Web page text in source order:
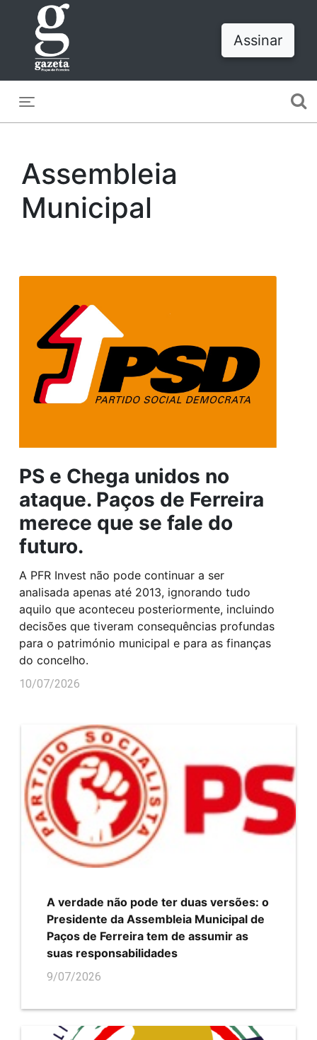
Assinar
Assembleia
Municipal
PS e Chega unidos no
ataque. Paços de Ferreira
merece que se fale do
futuro.
A PFR Invest não pode continuar a ser
analisada apenas até 2013, ignorando tudo
aquilo que aconteceu posteriormente, incluindo
decisões que tiveram consequências profundas
para o património municipal e para as finanças
do concelho.
10/07/2026
A verdade não pode ter duas versões: o
Presidente da Assembleia Municipal de
Paços de Ferreira tem de assumir as
suas responsabilidades
9/07/2026